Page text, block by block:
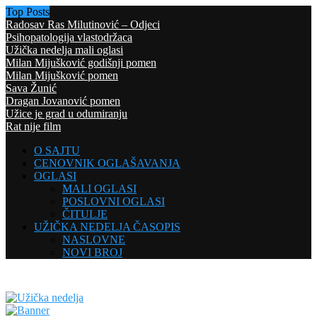
Top Posts
Radosav Ras Milutinović – Odjeci
Psihopatologija vlastodržaca
Užička nedelja mali oglasi
Milan Mijušković godišnji pomen
Milan Mijušković pomen
Sava Žunić
Dragan Jovanović pomen
Užice je grad u odumiranju
Rat nije film
O SAJTU
CENOVNIK OGLAŠAVANJA
OGLASI
MALI OGLASI
POSLOVNI OGLASI
ČITULJE
UŽIČKA NEDELJA ČASOPIS
NASLOVNE
NOVI BROJ